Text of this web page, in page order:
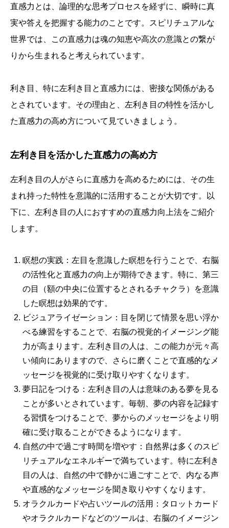
直感力とは、論理的な思考プロセスを経ずに、瞬時に真
実や答えを把握する能力のことです。スピリチュアルな
世界では、この直感力は魂の知恵や高次の意識との繋が
りから生まれると考えられています。
利き目、特に左利き目と直感力には、密接な関係がある
とされています。その理由と、左利き目の特性を活かし
た直感力の高め方について見ていきましょう。
左利き目を活かした直感力の高め方
左利き目の人がさらに直感力を高めるためには、その生
まれ持った特性を意識的に活用することが大切です。以
下に、左利き目の人におすすめの直感力向上法をご紹介
します。
瞑想の実践：左目を意識した瞑想を行うことで、右脳
の活性化と直感力の向上が期待できます。特に、第三
の目（額の中央に位置するとされるチャクラ）を意識
した瞑想は効果的です。
ビジュアライゼーション：目を閉じて情景を思い浮か
べる練習をすることで、右脳の視覚的イメージング能
力が高まります。左利き目の人は、この能力が元々高
い傾向にありますので、さらに磨くことで直感的なメ
ッセージを視覚的に受け取りやすくなります。
夢日記をつける：左利き目の人は意味のある夢を見る
ことが多いとされています。毎朝、夢の内容を記録す
る習慣をつけることで、夢からのメッセージをより明
確に受け取ることができるようになります。
自然の中で過ごす時間を増やす：自然界は多くのスピ
リチュアルなエネルギーで満ちています。特に左利き
目の人は、自然の中で静かに過ごすことで、内なる声
や直感的なメッセージを聞き取りやすくなります。
オラクルカードや占いツールの活用：タロットカード
やオラクルカードなどのツールは、右脳のイメージン